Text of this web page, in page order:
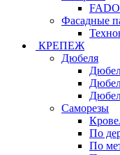
Фасадные
КРЕПЕЖ
Дюбеля
Саморезы
По
По